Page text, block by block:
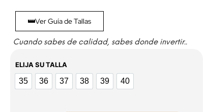
Ver Guía de Tallas
Cuando sabes de calidad, sabes donde invertir..
ELIJA SU TALLA
35
35
36
36
37
37
38
38
39
39
40
40